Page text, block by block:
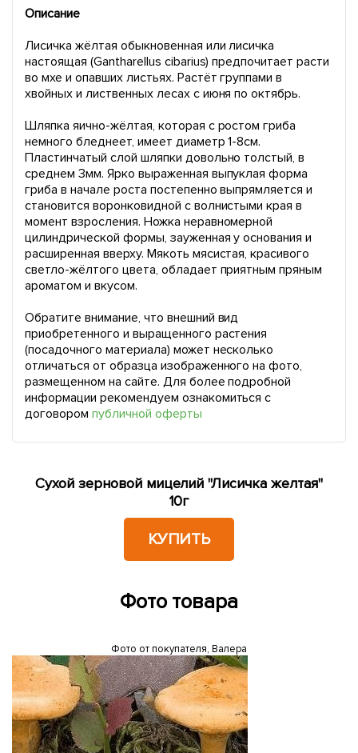
Описание
Лисичка жёлтая обыкновенная или лисичка
настоящая (Gantharellus cibarius) предпочитает расти
во мхе и опавших листьях. Растёт группами в
хвойных и лиственных лесах с июня по октябрь.
Шляпка яично-жёлтая, которая с ростом гриба
немного бледнеет, имеет диаметр 1-8см.
Пластинчатый слой шляпки довольно толстый, в
среднем 3мм. Ярко выраженная выпуклая форма
гриба в начале роста постепенно выпрямляется и
становится воронковидной с волнистыми края в
момент взросления. Ножка неравномерной
цилиндрической формы, зауженная у основания и
расширенная вверху. Мякоть мясистая, красивого
светло-жёлтого цвета, обладает приятным пряным
ароматом и вкусом.
Обратите внимание, что внешний вид
приобретенного и выращенного растения
(посадочного материала) может несколько
отличаться от образца изображенного на фото,
размещенном на сайте. Для более подробной
информации рекомендуем ознакомиться с
договором публичной оферты
Сухой зерновой мицелий "Лисичка желтая"
10г
КУПИТЬ
Фото товара
Фото от покупателя, Валера